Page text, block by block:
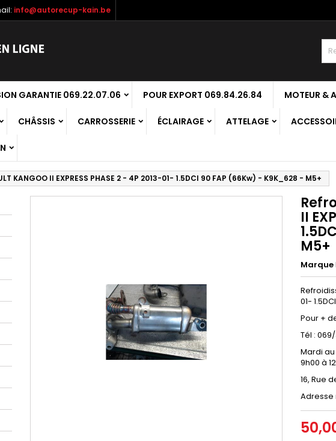
info@autorecup-kain.be
GARANTIE 069.22.07.06 POUR EXPORT 069.84.26.84 MOTEUR &
CHÂSSIS CARROSSERIE ÉCLAIRAGE ATTELAGE
KANGOO II EXPRESS PHASE 2 - 4P 2013-01- 1.5DCI 90 FAP (66Kw) - K9K_628 - M5+
II
M5+
Marque
01-
Pour +
Tél :
Mardi au
9h00 à
16, Rue
Adresse